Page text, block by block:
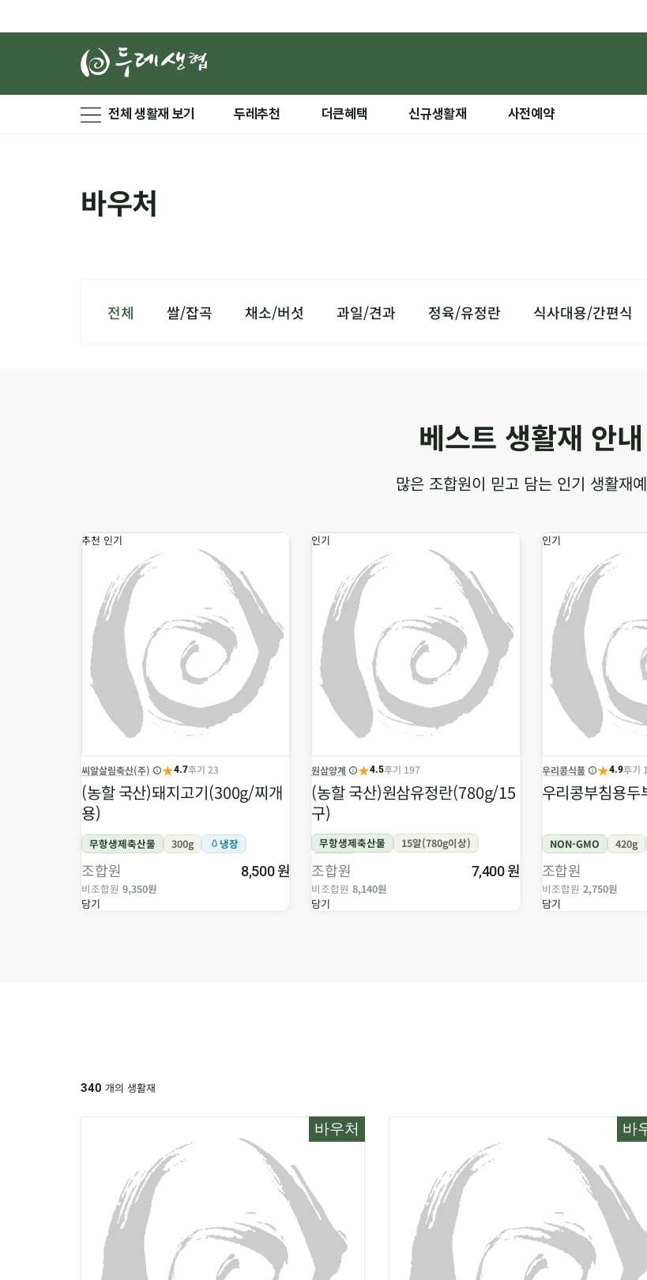
전체 생활재 보기 두레추천 더큰혜택 신규생활재 사전예약
바우처
전체 쌀/잡곡 채소/버섯 과일/견과 정육/유정란 식사대용/간편식
베스트 생활재 안내
많은 조합원이 믿고 담는 인기 생활재
추천 인기
씨알살림축산(주) ★4.7후기 23
(농할 국산)돼지고기(300g/찌개
용)
무항생제축산물 300g 냉장
조합원 8,500원
비조합원 9,350원
담기
인기
원삼양계 ★4.5후기 197
(농할 국산)원삼유정란(780g/15
구)
무항생제축산물
15알(780g이상)
냉장
조합원 7,400원
비조합원8,140원
담기
인기
우리콩식품 ★4.9후기
우리콩부침용
NON-GMO 420g
조합원
비조합원 2,750원
담기
340 개의 생활재
바우처 바